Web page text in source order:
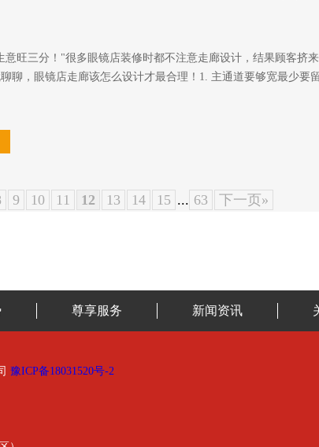
意旺三分！"很多眼镜店装修时都不注意走廊设计，结果顾客挤
聊，眼镜店走廊该怎么设计才最合理！1. 主通道要够宽最少要
9 10 11 12 13 14 15 ... 63 下一页»
尊享服务 新闻资讯
豫ICP备18031520号-2